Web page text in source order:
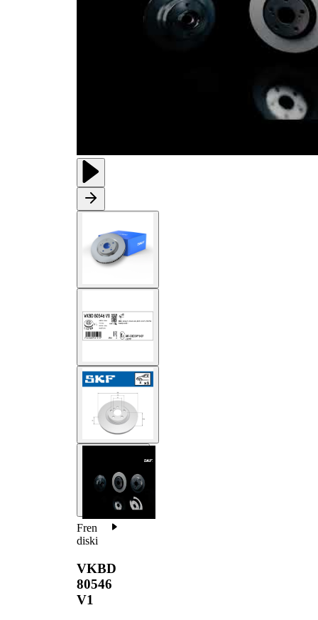
Fren
diski
VKBD
80546
V1